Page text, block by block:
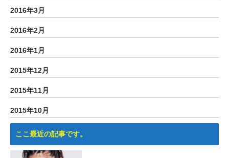
2016年3月
2016年2月
2016年1月
2015年12月
2015年11月
2015年10月
ここ最近の記事です。